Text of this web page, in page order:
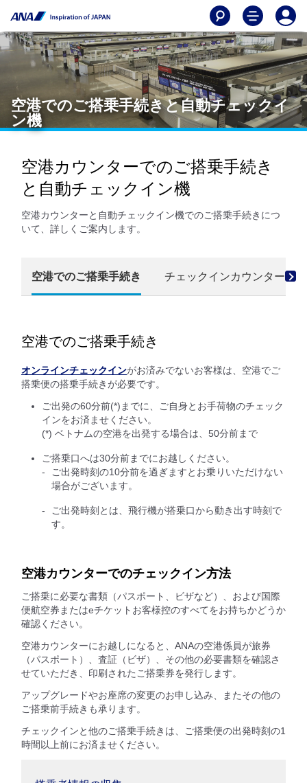
空港でのご搭乗手続きと自動チェックイ
ン機
空港カウンターでのご搭乗手続き
と自動チェックイン機
空港カウンターと自動チェックイン機でのご搭乗手続きにつ
いて、詳しくご案内します。
空港でのご搭乗手続き チェックインカウンター営
空港でのご搭乗手続き
オンラインチェックインがお済みでないお客様は、空港でご
搭乗便の搭乗手続きが必要です。
ご出発の60分前(*)までに、ご自身とお手荷物のチェック
インをお済ませください。
(*) ベトナムの空港を出発する場合は、50分前まで
ご搭乗口へは30分前までにお越しください。
ご出発時刻の10分前を過ぎますとお乗りいただけない
場合がございます。
ご出発時刻とは、飛行機が搭乗口から動き出す時刻で
す。
空港カウンターでのチェックイン方法
ご搭乗に必要な書類（パスポート、ビザなど）、および国際
便航空券またはeチケットお客様控のすべてをお持ちかどうか
確認ください。
空港カウンターにお越しになると、ANAの空港係員が旅券
（パスポート）、査証（ビザ）、その他の必要書類を確認さ
せていただき、印刷されたご搭乗券を発行します。
アップグレードやお座席の変更のお申し込み、またその他の
ご搭乗前手続きも承ります。
チェックインと他のご搭乗手続きは、ご搭乗便の出発時刻の1
時間以上前にお済ませください。